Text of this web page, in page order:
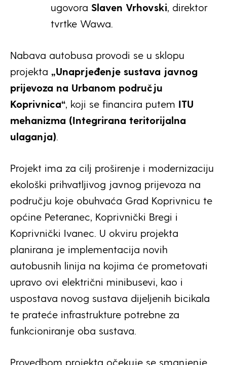
ugovora Slaven Vrhovski, direktor
tvrtke Wawa.
Nabava autobusa provodi se u sklopu
projekta „Unaprjeđenje sustava javnog
prijevoza na Urbanom području
Koprivnica“, koji se financira putem ITU
mehanizma (Integrirana teritorijalna
ulaganja).
Projekt ima za cilj proširenje i modernizaciju
ekološki prihvatljivog javnog prijevoza na
području koje obuhvaća Grad Koprivnicu te
općine Peteranec, Koprivnički Bregi i
Koprivnički Ivanec. U okviru projekta
planirana je implementacija novih
autobusnih linija na kojima će prometovati
upravo ovi električni minibusevi, kao i
uspostava novog sustava dijeljenih bicikala
te prateće infrastrukture potrebne za
funkcioniranje oba sustava.
Provedbom projekta očekuje se smanjenje